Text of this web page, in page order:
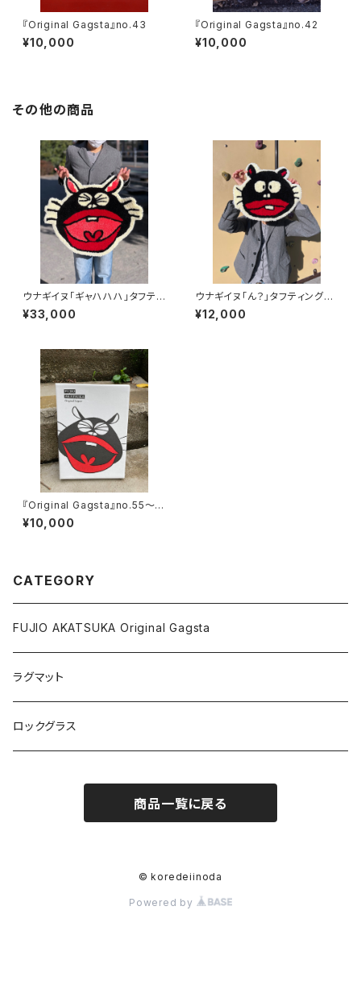
『Original Gagsta』no.43
¥10,000
『Original Gagsta』no.42
¥10,000
その他の商品
ウナギイヌ「ギャハハハ」タフティ
ングラグ
¥33,000
ウナギイヌ「ん？」タフティングチ
ェアマット
¥12,000
『Original Gagsta』no.55～n
o.64
¥10,000
CATEGORY
FUJIO AKATSUKA Original Gagsta
ラグマット
ロックグラス
商品一覧に戻る
© koredeiinoda
Powered by